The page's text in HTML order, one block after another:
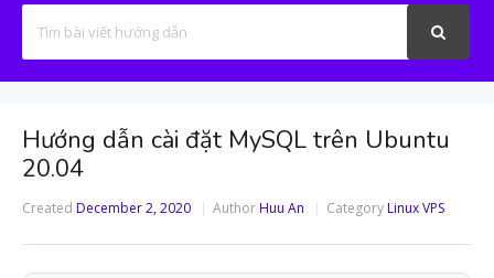
For
Hướng dẫn cài đặt MySQL trên Ubuntu
20.04
Created December 2, 2020 AuthorHuu An CategoryLinux VPS